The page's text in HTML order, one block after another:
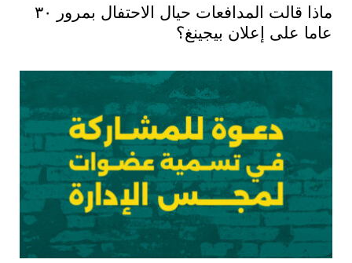
ماذا قالت المدافعات حيال الاحتفال بمرور ٣٠
عاما على إعلان بيجينغ؟